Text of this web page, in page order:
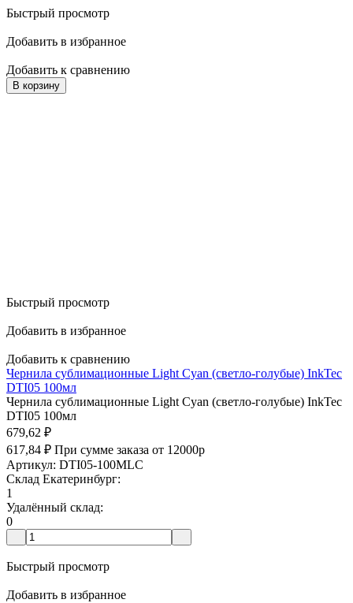
Быстрый просмотр
Добавить в избранное
Добавить к сравнению
В корзину
Быстрый просмотр
Добавить в избранное
Добавить к сравнению
Чернила сублимационные Light Cyan (светло-голубые) InkTec
DTI05 100мл
Чернила сублимационные Light Cyan (светло-голубые) InkTec
DTI05 100мл
679,62 ₽
617,84 ₽ При сумме заказа от 12000р
Артикул: DTI05-100MLC
Склад Екатеринбург:
1
Удалённый склад:
0
Быстрый просмотр
Добавить в избранное